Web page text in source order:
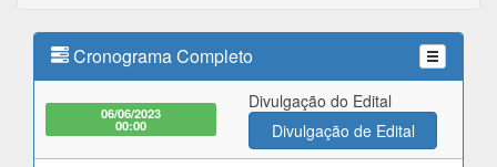
Cronograma Completo
06/06/2023
00:00
Divulgação do Edital
Divulgação de Edital